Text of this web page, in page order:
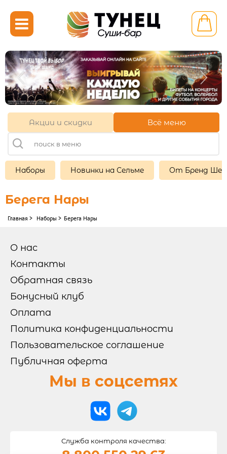
Калининград ул.
Генерала Челнокова 39
+7 (921) 710-71-51
+7 (4012) 52-71-51
+7 (921) 107-39-05
11:00-22:00
Другой ресторан
Франшиза
ГОРЯЧИЕ НАБОРЫ
ХОЛОДНЫЕ НАБОРЫ
НОВИНКИ НА СЕЛЬМЕ
РОЛЛЫ И СУШИ 
СУШИ
ЗАПЕЧЕННЫЕ РОЛЛЫ
ХОЛОДНЫЕ РОЛЛЫ
САЛАТЫ И ГОРЯЧЕЕ

Акции и скидки Всё меню
Наборы Новинки на Сельме От Бренд
Берега Нары
Главная > Наборы > Берега Нары
О нас
Контакты
Обратная связь
Бонусный клуб
Оплата
Политика конфиденциальности
Пользовательское соглашение
Публичная оферта
Мы в соцсетях
Служба контроля качества: